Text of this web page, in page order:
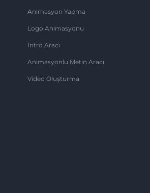
Animasyon Yapma
Logo Animasyonu
İntro Aracı
Animasyonlu Metin Aracı
Video Oluşturma